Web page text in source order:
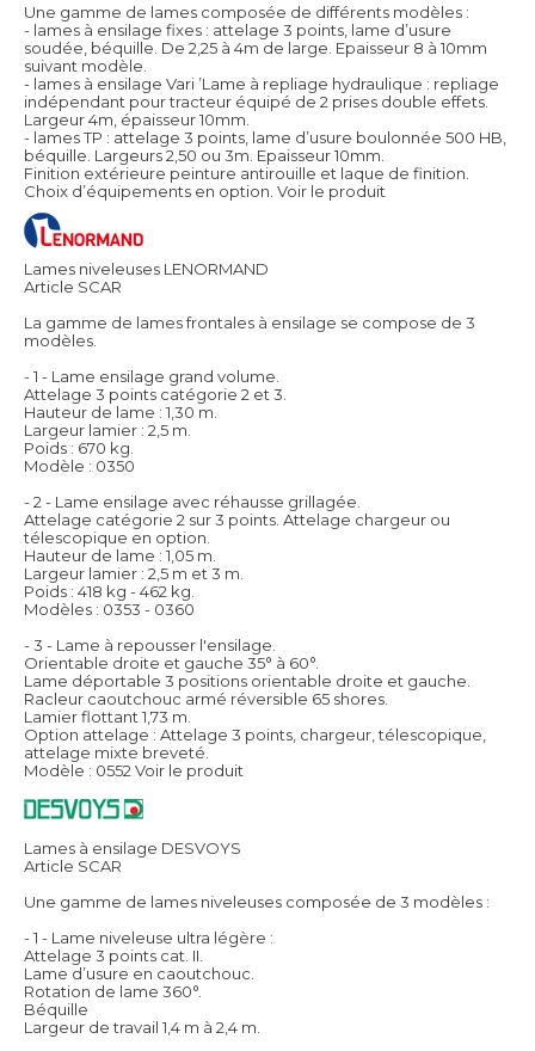
Une gamme de lames composée de différents modèles :
- lames à ensilage fixes : attelage 3 points, lame d’usure
soudée, béquille. De 2,25 à 4m de large. Epaisseur 8 à 10mm
suivant modèle.
- lames à ensilage Vari ’Lame à repliage hydraulique : repliage
indépendant pour tracteur équipé de 2 prises double effets.
Largeur 4m, épaisseur 10mm.
- lames TP : attelage 3 points, lame d’usure boulonnée 500 HB,
béquille. Largeurs 2,50 ou 3m. Epaisseur 10mm.
Finition extérieure peinture antirouille et laque de finition.
Choix d’équipements en option. Voir le produit
Lames niveleuses LENORMAND
Article SCAR
La gamme de lames frontales à ensilage se compose de 3
modèles.
- 1 - Lame ensilage grand volume.
Attelage 3 points catégorie 2 et 3.
Hauteur de lame : 1,30 m.
Largeur lamier : 2,5 m.
Poids : 670 kg.
Modèle : 0350
- 2 - Lame ensilage avec réhausse grillagée.
Attelage catégorie 2 sur 3 points. Attelage chargeur ou
télescopique en option.
Hauteur de lame : 1,05 m.
Largeur lamier : 2,5 m et 3 m.
Poids : 418 kg - 462 kg.
Modèles : 0353 - 0360
- 3 - Lame à repousser l'ensilage.
Orientable droite et gauche 35° à 60°.
Lame déportable 3 positions orientable droite et gauche.
Racleur caoutchouc armé réversible 65 shores.
Lamier flottant 1,73 m.
Option attelage : Attelage 3 points, chargeur, télescopique,
attelage mixte breveté.
Modèle : 0552 Voir le produit
Lames à ensilage DESVOYS
Article SCAR
Une gamme de lames niveleuses composée de 3 modèles :
- 1 - Lame niveleuse ultra légère :
Attelage 3 points cat. II.
Lame d’usure en caoutchouc.
Rotation de lame 360°.
Béquille
Largeur de travail 1,4 m à 2,4 m.